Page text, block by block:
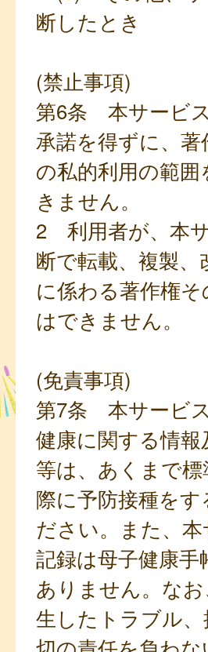
断したとき
(禁止事項)
第6条 本サービ
承諾を得ずに、
の私的利用の範
きません。
2 利用者が、本
断で転載、複製
に係わる著作権
はできません。
(免責事項)
第7条 本サービ
健康に関する情
等は、あくまで
際に予防接種を
ださい。また、
記録は母子健康
ありません。な
生したトラブル